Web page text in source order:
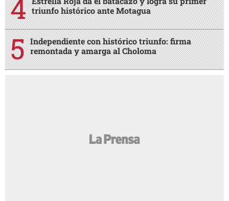
triunfo histórico ante Motagua
Independiente con histórico triunfo: firma
remontada y amarga al Choloma